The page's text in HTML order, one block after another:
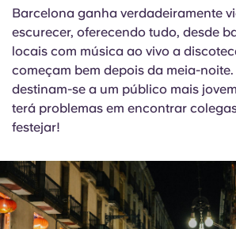
Barcelona ganha verdadeiramente
escurecer, oferecendo tudo, desde
locais com música ao vivo a
começam bem depois da meia-
destinam-se a um público mais
terá problemas em encontrar
festejar!